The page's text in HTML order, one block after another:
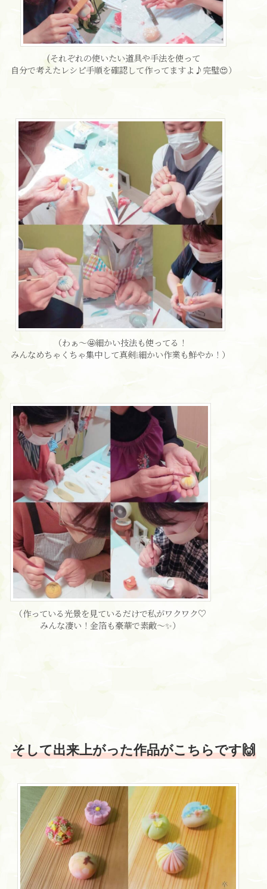
(それぞれの使いたい道具や手法を使って
自分で考えたレシピ手順を確認して作ってますよ♪完璧😍）
（わぁ〜🤩細かい技法も使ってる！
みんなめちゃくちゃ集中して真剣❕細かい作業も鮮やか！）
（作っている光景を見ているだけで私がワクワク♡
みんな凄い！金箔も豪華で素敵〜✨）
そして出来上がった作品がこちらです🙌